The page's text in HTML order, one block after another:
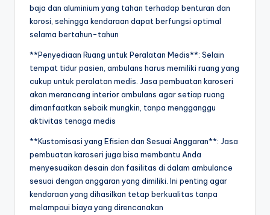
baja dan aluminium yang tahan terhadap benturan dan
korosi, sehingga kendaraan dapat berfungsi optimal
selama bertahun-tahun
**Penyediaan Ruang untuk Peralatan Medis**: Selain
tempat tidur pasien, ambulans harus memiliki ruang yang
cukup untuk peralatan medis. Jasa pembuatan karoseri
akan merancang interior ambulans agar setiap ruang
dimanfaatkan sebaik mungkin, tanpa mengganggu
aktivitas tenaga medis
**Kustomisasi yang Efisien dan Sesuai Anggaran**: Jasa
pembuatan karoseri juga bisa membantu Anda
menyesuaikan desain dan fasilitas di dalam ambulance
sesuai dengan anggaran yang dimiliki. Ini penting agar
kendaraan yang dihasilkan tetap berkualitas tanpa
melampaui biaya yang direncanakan